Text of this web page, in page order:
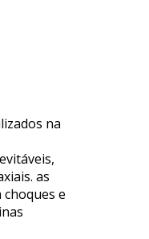
na
as
e